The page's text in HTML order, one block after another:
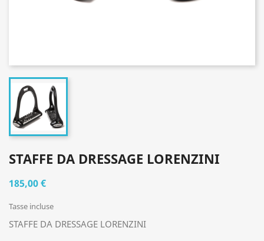
STAFFE DA DRESSAGE LORENZINI
185,00 €
Tasse incluse
STAFFE DA DRESSAGE LORENZINI